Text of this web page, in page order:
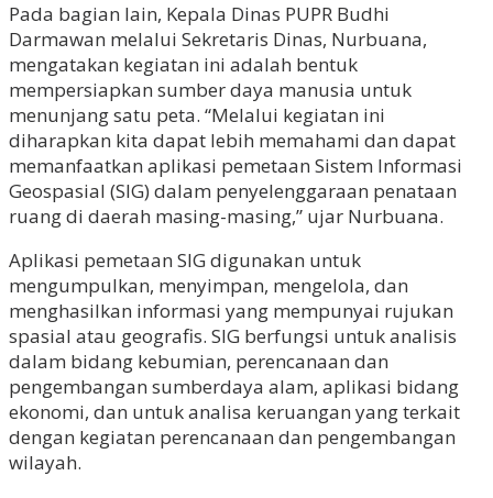
Pada bagian lain, Kepala Dinas PUPR Budhi
Darmawan melalui Sekretaris Dinas, Nurbuana,
mengatakan kegiatan ini adalah bentuk
mempersiapkan sumber daya manusia untuk
menunjang satu peta. “Melalui kegiatan ini
diharapkan kita dapat lebih memahami dan dapat
memanfaatkan aplikasi pemetaan Sistem Informasi
Geospasial (SIG) dalam penyelenggaraan penataan
ruang di daerah masing-masing,” ujar Nurbuana.
Aplikasi pemetaan SIG digunakan untuk
mengumpulkan, menyimpan, mengelola, dan
menghasilkan informasi yang mempunyai rujukan
spasial atau geografis. SIG berfungsi untuk analisis
dalam bidang kebumian, perencanaan dan
pengembangan sumberdaya alam, aplikasi bidang
ekonomi, dan untuk analisa keruangan yang terkait
dengan kegiatan perencanaan dan pengembangan
wilayah.